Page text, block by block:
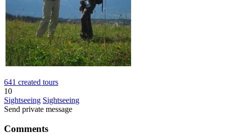
641 created tours
10
Sightseeing Sightseeing
Send private message
Comments